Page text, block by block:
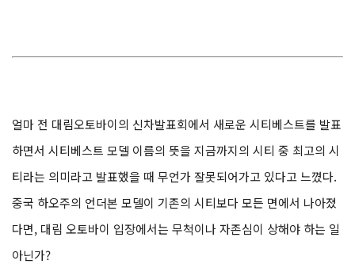
얼마 전 대림오토바이의 신차발표회에서 새로운 시티베스트를 발표
하면서 시티베스트 모델 이름의 뜻을 지금까지의 시티 중 최고의 시
티라는 의미라고 발표했을 때 무언가 잘못되어가고 있다고 느꼈다.
중국 하오주의 언더본 모델이 기존의 시티보다 모든 면에서 나아졌
다면, 대림 오토바이 입장에서는 무척이나 자존심이 상해야 하는 일
아닌가?